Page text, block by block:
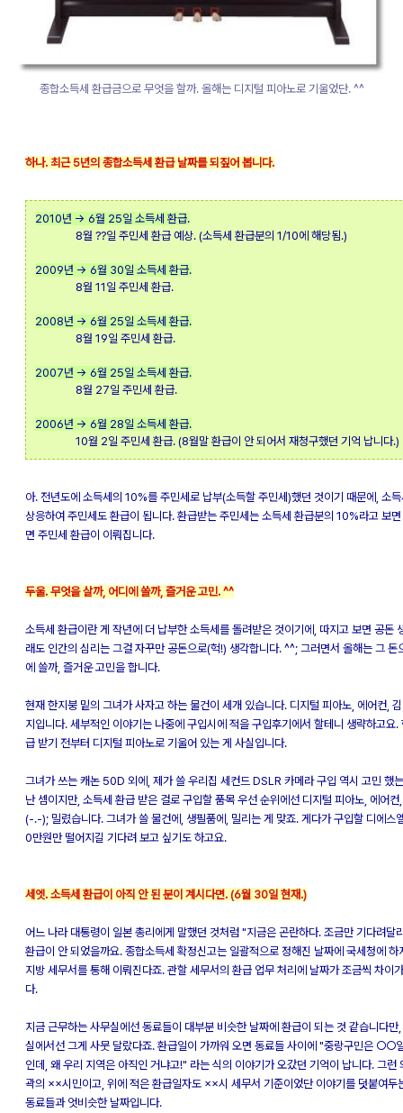
종합소득세 환급금으로 무엇을 할까. 올해는 디지털 피아노로 기울었단. ^^
하나. 최근 5년의 종합소득세 환급 날짜를 되짚어 봅니다.
2010년 → 6월 25일 소득세 환급.
8월 ??일 주민세 환급 예상. (소득세 환급분의 1/10에 해당됨.)
2009년 → 6월 30일 소득세 환급.
8월 11일 주민세 환급.
2008년 → 6월 25일 소득세 환급.
8월 19일 주민세 환급.
2007년 → 6월 25일 소득세 환급.
8월 27일 주민세 환급.
2006년 → 6월 28일 소득세 환급.
10월 2일 주민세 환급. (8월말 환급이 안 되어서 재청구했던 기억 납니다.)
아. 전년도에 소득세의 10%를 주민세로 납부(소득할 주민세)했던 것이기 때문에, 소
상응하여 주민세도 환급이 됩니다. 환급받는 주민세는 소득세 환급분의 10%라고 보
면 주민세 환급이 이뤄집니다.
두울. 무엇을 살까, 어디에 쓸까, 즐거운 고민. ^^
소득세 환급이란 게 작년에 더 납부한 소득세를 돌려받은 것이기에, 따지고 보면 공돈
래도 인간의 심리는 그걸 자꾸만 공돈으로(헉!) 생각합니다. ^^; 그러면서 올해는 그 돈
에 쓸까, 즐거운 고민을 합니다.
현재 한지붕 밑의 그녀가 사자고 하는 물건이 세개 있습니다. 디지털 피아노, 에어컨,
지입니다. 세부적인 이야기는 나중에 구입시에 적을 구입후기에서 할테니 생략하고요.
급 받기 전부터 디지털 피아노로 기울어 있는 게 사실입니다.
그녀가 쓰는 캐논 50D 외에, 제가 쓸 우리집 세컨드 DSLR 카메라 구입 역시 고민 했
난 셈이지만, 소득세 환급 받은 걸로 구입할 품목 우선 순위에선 디지털 피아노, 에어
(-.-); 밀렸습니다. 그녀가 쓸 물건에, 생필품에, 밀리는 게 맞죠. 게다가 구입할 디에스
0만원만 떨어지길 기다려 보고 싶기도 하고요.
세엣. 소득세 환급이 아직 안 된 분이 계시다면. (6월 30일 현재.)
어느 나라 대통령이 일본 총리에게 말했던 것처럼 "지금은 곤란하다. 조금만 기다려달
환급이 안 되었을까요. 종합소득세 확정신고는 일괄적으로 정해진 날짜에 국세청에 하
지방 세무서를 통해 이뤄진다죠. 관할 세무서의 환급 업무 처리에 날짜가 조금씩 차이
다.
지금 근무하는 사무실에선 동료들이 대부분 비슷한 날짜에 환급이 되는 것 같습니다만
실에서선 그게 사뭇 달랐다죠. 환급일이 가까워 오면 동료들 사이에 "중랑구민은
인데, 왜 우리 지역은 아직인 거냐고!" 라는 식의 이야기가 오갔던 기억이 납니다. 그런
곽의 ××시민이고, 위에 적은 환급일자도 ××시 세무서 기준이었단 이야기를 덧붙여두
동료들과 엇비슷한 날짜입니다.